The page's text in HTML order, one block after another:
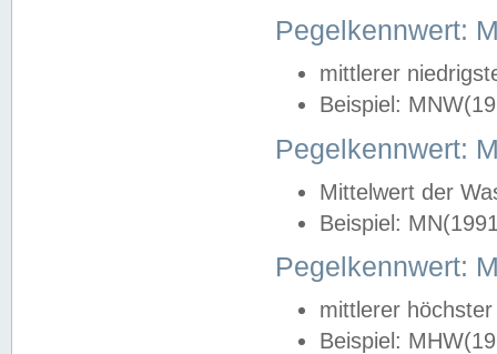
Pegelkennwert:
mittlerer
Beispiel:
Pegelkennwert:
Mittelwert der
Beispiel:
Pegelkennwert:
mittlerer
Beispiel: